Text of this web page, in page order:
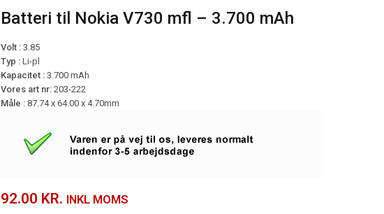
Batteri til Nokia V730 mfl – 3.700 mAh
Volt :3.85
Typ : Li-pl
Kapacitet : 3.700 mAh
Vores art nr: 203-222
Måle : 87.74 x 64.00 x 4.70mm
92.00 KR. INKL MOMS